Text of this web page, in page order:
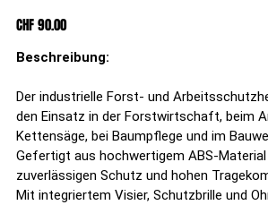
Preis
CHF 90.00
Beschreibung:
Der industrielle Forst- und
den Einsatz in der Forstwirtschaft, beim
Kettensäge, bei Baumpflege und im
Gefertigt aus hochwertigem ABS-
zuverlässigen Schutz und hohen
Mit integriertem Visier, Schutzbrille und